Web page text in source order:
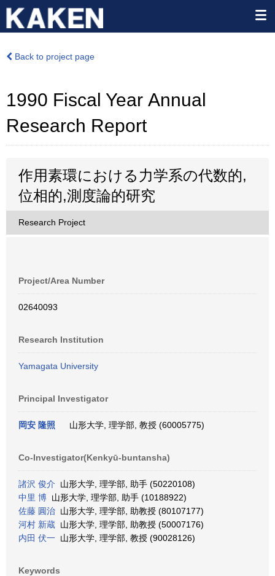
Back to project page
1990 Fiscal Year Annual
Research Report
作用素環における力学系の代数的,
位相的,測度論的研究
Research Project
Project/Area Number
02640093
Research Institution
Yamagata University
Principal Investigator
岡安 隆照 山形大学, 理学部, 教授 (60005775)
Co-Investigator(Kenkyū-buntansha)
諸沢 俊介 山形大学, 理学部, 助手 (50220108)
中里 博 山形大学, 理学部, 助手 (10188922)
佐藤 圓治 山形大学, 理学部, 助教授 (80107177)
河村 新蔵 山形大学, 理学部, 助教授 (50007176)
内田 伏一 山形大学, 理学部, 教授 (90028126)
Keywords